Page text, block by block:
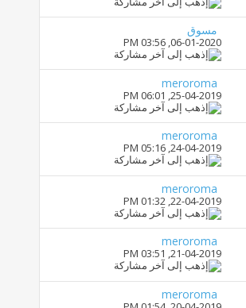
مسوق
06-01-2020,
03:56 PM
meroroma
25-04-2019,
06:01 PM
meroroma
24-04-2019,
05:16 PM
meroroma
22-04-2019,
01:32 PM
meroroma
21-04-2019,
03:51 PM
meroroma